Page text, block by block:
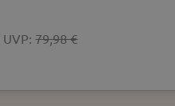
UVP:79,98 €